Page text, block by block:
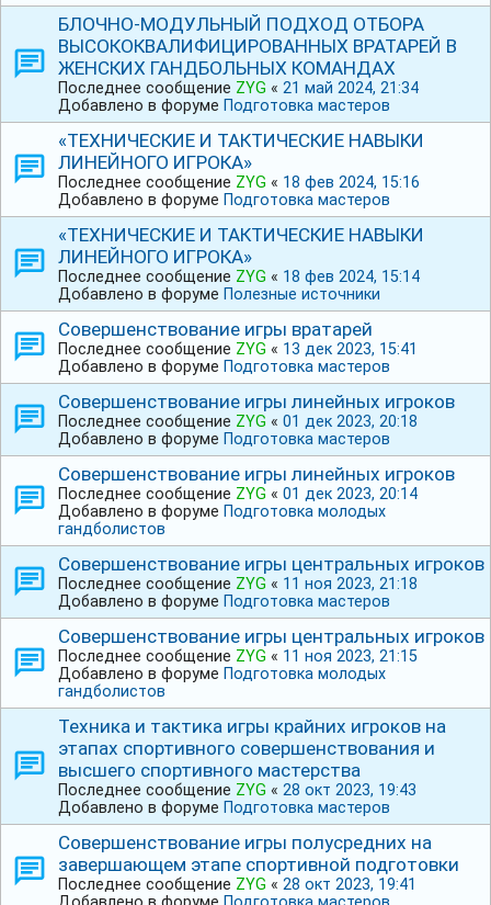
БЛОЧНО-МОДУЛЬНЫЙ ПОДХОД ОТБОРА
ВЫСОКОКВАЛИФИЦИРОВАННЫХ ВРАТАРЕЙ В
ЖЕНСКИХ ГАНДБОЛЬНЫХ КОМАНДАХ
Последнее сообщение ZYG « 21 май 2024, 21:34
Добавлено в форуме Подготовка мастеров
«ТЕХНИЧЕСКИЕ И ТАКТИЧЕСКИЕ НАВЫКИ
ЛИНЕЙНОГО ИГРОКА»
Последнее сообщение ZYG « 18 фев 2024, 15:16
Добавлено в форуме Подготовка мастеров
«ТЕХНИЧЕСКИЕ И ТАКТИЧЕСКИЕ НАВЫКИ
ЛИНЕЙНОГО ИГРОКА»
Последнее сообщение ZYG « 18 фев 2024, 15:14
Добавлено в форуме Полезные источники
Совершенствование игры вратарей
Последнее сообщение ZYG « 13 дек 2023, 15:41
Добавлено в форуме Подготовка мастеров
Совершенствование игры линейных игроков
Последнее сообщение ZYG « 01 дек 2023, 20:18
Добавлено в форуме Подготовка мастеров
Совершенствование игры линейных игроков
Последнее сообщение ZYG « 01 дек 2023, 20:14
Добавлено в форуме Подготовка молодых
гандболистов
Совершенствование игры центральных игроков
Последнее сообщение ZYG « 11 ноя 2023, 21:18
Добавлено в форуме Подготовка мастеров
Совершенствование игры центральных игроков
Последнее сообщение ZYG « 11 ноя 2023, 21:15
Добавлено в форуме Подготовка молодых
гандболистов
Техника и тактика игры крайних игроков на
этапах спортивного совершенствования и
высшего спортивного мастерства
Последнее сообщение ZYG « 28 окт 2023, 19:43
Добавлено в форуме Подготовка мастеров
Совершенствование игры полусредних на
завершающем этапе спортивной подготовки
Последнее сообщение ZYG « 28 окт 2023, 19:41